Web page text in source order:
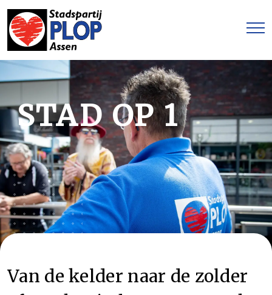
STAD OP 1
Van de kelder naar de zolder